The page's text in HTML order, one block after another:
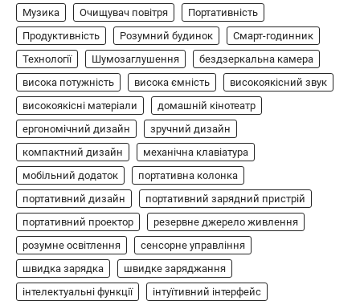
5
бездротовий контролер, розроблений
спеціально для Xbox. Завдяки своєму…
1
АУДІО КОЛОНКИ
Бездротова колонка LG XBOOM Go
XG2T
В'ячеслав 2024-09-07
LG XBOOM Go XG2T — це компактна
бездротова колонка, яка поєднує в собі
потужний звук…
ЗАРЯДНІ ПРИСТРОЇ
Портативна зарядна станція Yoshino
Power B330 SST
В'ячеслав 2024-09-06
Yoshino Power B330 SST — це
Музика
Очищувач повітря
Портативність
Продуктивність
Розумний будинок
Смарт-годинник
Технології
Шумозаглушення
бездзеркальна камера
висока потужність
висока ємність
високоякісний звук
високоякісні матеріали
домашній кінотеатр
ергономічний дизайн
зручний дизайн
компактний дизайн
механічна клавіатура
мобільний додаток
портативна колонка
портативний дизайн
портативний зарядний пристрій
портативний проектор
резервне джерело живлення
розумне освітлення
сенсорне управління
швидка зарядка
швидке заряджання
інтелектуальні функції
інтуїтивний інтерфейс